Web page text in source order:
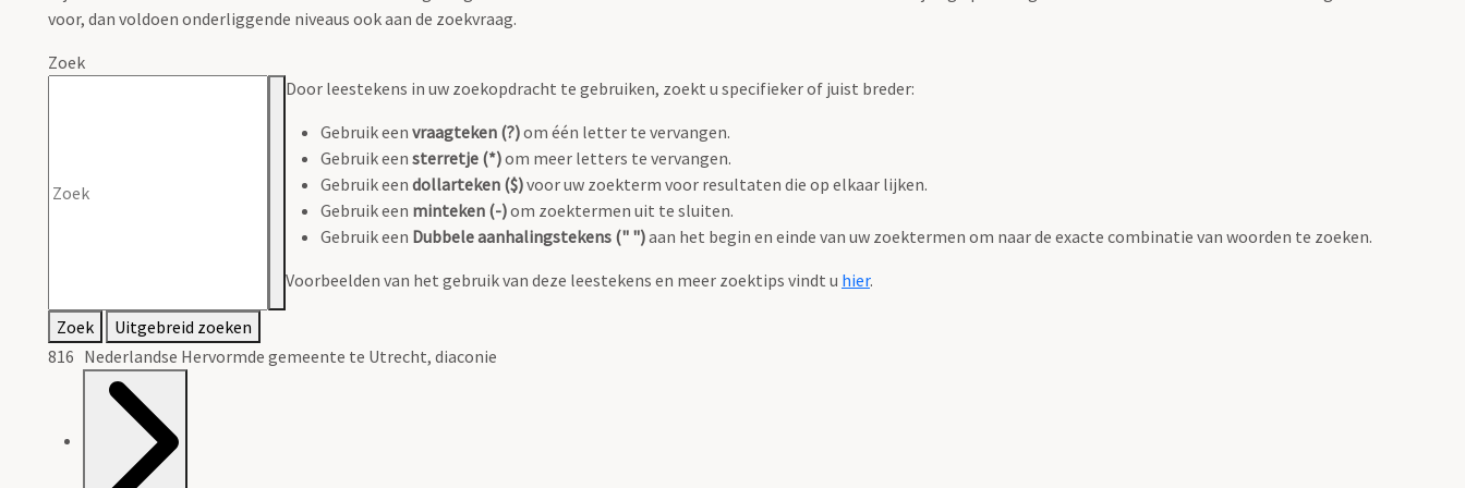
voor, dan voldoen onderliggende niveaus ook aan de zoekvraag.
Zoek
Door leestekens in uw zoekopdracht te gebruiken, zoekt u specifieker of juist breder:
Gebruik een vraagteken (?)om één letter te vervangen.
Gebruik een sterretje (*)om meer letters te vervangen.
Gebruik een dollarteken ($)voor uw zoekterm voor resultaten die op elkaar lijken.
Gebruik een minteken (-)om zoektermen uit te sluiten.
Gebruik een Dubbele aanhalingstekens (" ")aan het begin en einde van uw zoektermen om naar de exacte combinatie van woorden te zoeken.
Voorbeelden van het gebruik van deze leestekens en meer zoektips vindt u hier.
Zoek
Uitgebreid zoeken
816 Nederlandse Hervormde gemeente te Utrecht, diaconie